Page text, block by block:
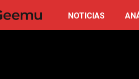
NOTICIAS